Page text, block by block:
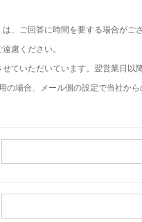
、ご回答に時間を要する場合がご
慮ください。
ていただいています。翌営業日以
の場合、メール側の設定で当社か